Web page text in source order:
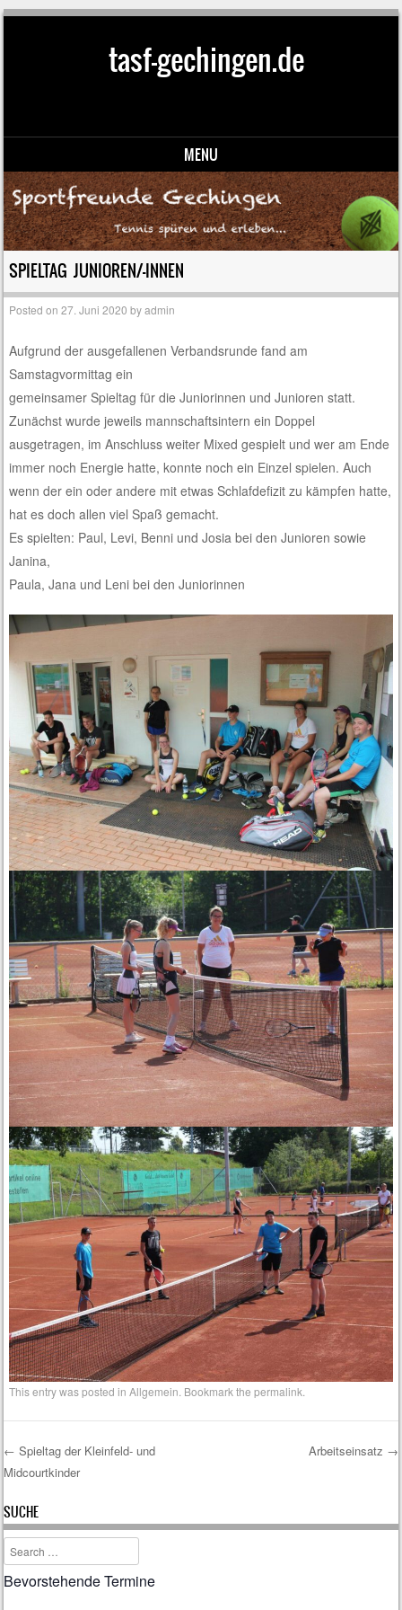
tasf-gechingen.de
MENU
Skip to content
SPIELTAG JUNIOREN/-INNEN
Posted on27. Juni 2020 byadmin
Aufgrund der ausgefallenen Verbandsrunde fand am
Samstagvormittag ein
gemeinsamer Spieltag für die Juniorinnen und Junioren statt.
Zunächst wurde jeweils mannschaftsintern ein Doppel
ausgetragen, im Anschluss weiter Mixed gespielt und wer am Ende
immer noch Energie hatte, konnte noch ein Einzel spielen. Auch
wenn der ein oder andere mit etwas Schlafdefizit zu kämpfen hatte,
hat es doch allen viel Spaß gemacht.
Es spielten: Paul, Levi, Benni und Josia bei den Junioren sowie
Janina,
Paula, Jana und Leni bei den Juniorinnen
This entry was posted inAllgemein. Bookmark thepermalink.
Post navigation
← Spieltag der Kleinfeld- und
Midcourtkinder
Arbeitseinsatz →
SUCHE
Search
Bevorstehende Termine